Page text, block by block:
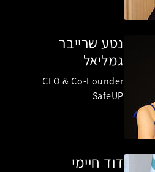
נטע שרייבר
גמליאל
CEO & Co-Founder
SafeUP
דוד חיימי